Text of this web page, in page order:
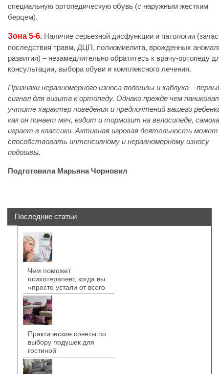
специальную ортопедическую обувь (с наружным жестким
берцем).
Зона 5-6. Наличие серьезной дисфункции и патологии
последствия травм, ДЦП, полиомиелита, врожденных
развития) – незамедлительно обратитесь к врачу-ортопеду
консультации, выбора обуви и комплексного лечения.
Признаки неравномерного износа подошвы и каблука –
сигнал для визита к ортопеду. Однако прежде чем
учтите характер поведения и предпочтений вашего
как он пинает мяч, ездит и тормозит на велосипеде,
играет в классики. Активная игровая деятельность может
способствовать интенсивному и неравномерному износу
подошвы.
Подготовила Марьяна Чорновил
Последние статьи
Чем поможет
психотерапевт, когда вы
«просто устали от всего
Практические советы по
выбору подушек для
гостиной